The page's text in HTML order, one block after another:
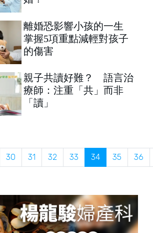
離婚恐影響小孩的一生
掌握5項重點減輕對孩子
的傷害
親子共讀好難？ 語言治
療師：注重「共」而非
「讀」
30 31 32 33 34 35 36